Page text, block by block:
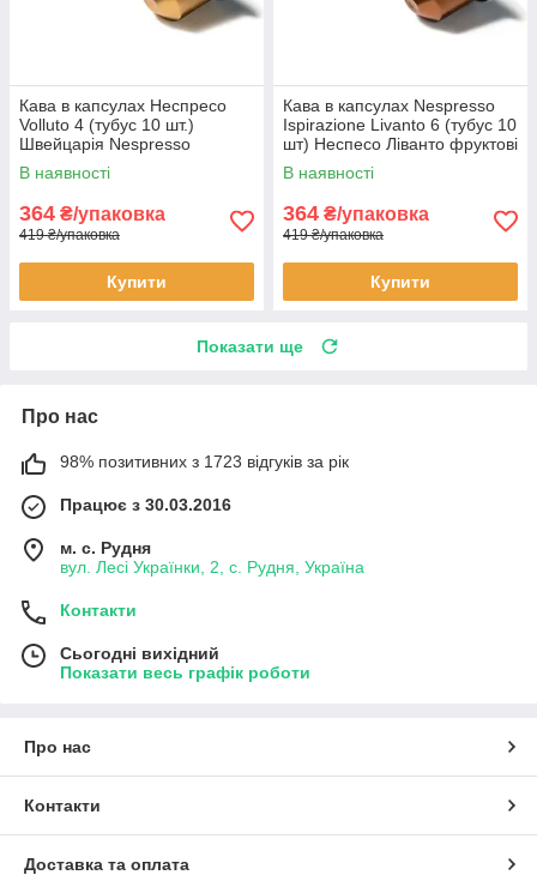
Кава в капсулах Неспресо
Volluto 4 (тубус 10 шт.)
Швейцарія Nespresso
В наявності
364 ₴/упаковка
419 ₴/упаковка
Купити
Кава в капсулах Nespresso
Ispirazione Livanto 6 (тубус 10
шт) Неспесо Ліванто фруктові
нотки арабіка
В наявності
364 ₴/упаковка
419 ₴/упаковка
Купити
Показати ще
Про нас
98% позитивних з 1723 відгуків за рік
Працює з 30.03.2016
м. с. Рудня
вул. Лесі Українки, 2, с. Рудня, Україна
Контакти
Сьогодні вихідний
Показати весь графік роботи
Про нас
Контакти
Доставка та оплата